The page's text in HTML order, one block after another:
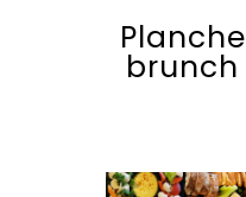
Planche
brunch